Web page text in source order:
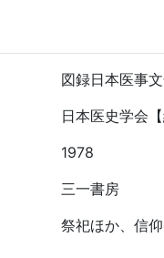
図録日本医事
日本医史学会【
1978
三一書房
祭祀ほか、信